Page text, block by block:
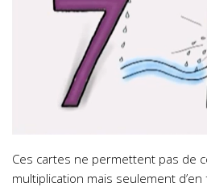
Ces cartes ne permettent pas de
multiplication mais seulement